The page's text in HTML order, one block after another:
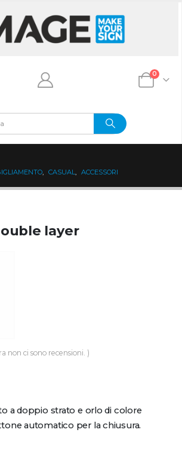
0
CASUAL ACCESSORI
layer
non ci sono recensioni. )
a doppio strato e orlo di colore
automatico per la chiusura.